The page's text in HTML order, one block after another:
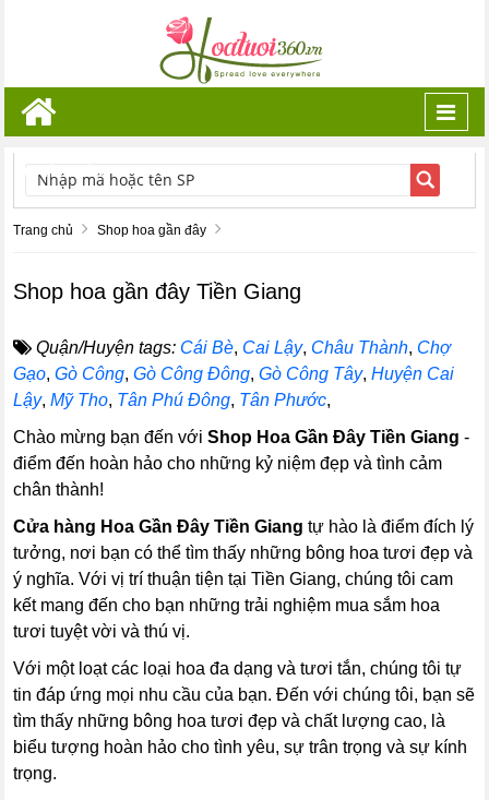
TÌM KIẾM
Trang chủ Shop hoa gần đây
Shop hoa gần đây Tiền Giang
Quận/Huyện tags: Cái Bè, Cai Lậy, Châu Thành, Chợ
Gạo,Gò Công,Gò Công Đông,Gò Công Tây,Huyện Cai
Lậy,Mỹ Tho, Tân Phú Đông, Tân Phước,
Chào mừng bạn đến vớiShop Hoa Gần Đây Tiền Giang -
điểm đến hoàn hảo cho những kỷ niệm đẹp và tình cảm
chân thành!
Cửa hàng Hoa Gần Đây Tiền Giang tự hào là điểm đích lý
tưởng, nơi bạn có thể tìm thấy những bông hoa tươi đẹp và
ý nghĩa. Với vị trí thuận tiện tại Tiền Giang, chúng tôi cam
kết mang đến cho bạn những trải nghiệm mua sắm hoa
tươi tuyệt vời và thú vị.
Với một loạt các loại hoa đa dạng và tươi tắn, chúng tôi tự
tin đáp ứng mọi nhu cầu của bạn. Đến với chúng tôi, bạn sẽ
tìm thấy những bông hoa tươi đẹp và chất lượng cao, là
biểu tượng hoàn hảo cho tình yêu, sự trân trọng và sự kính
trọng.